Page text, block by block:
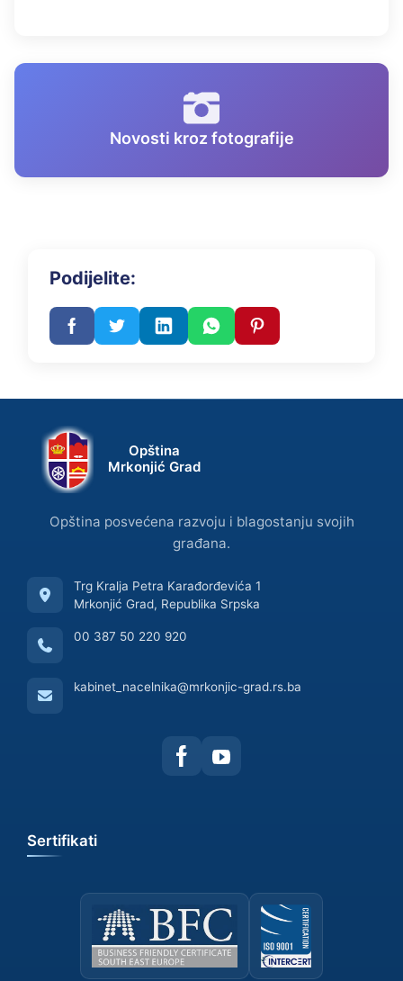
Novosti kroz fotografije
Podijelite:
Opština
Mrkonjić Grad
Opština posvećena razvoju i blagostanju svojih
građana.
Trg Kralja Petra Karađorđevića 1
Mrkonjić Grad, Republika Srpska
00 387 50 220 920
kabinet_nacelnika@mrkonjic-grad.rs.ba
Sertifikati